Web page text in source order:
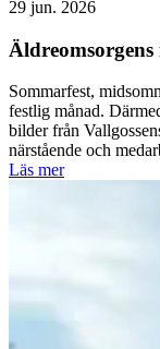
29 jun. 2026
Sommarfest,
festlig månad.
bilder från
närstående och
Läs mer